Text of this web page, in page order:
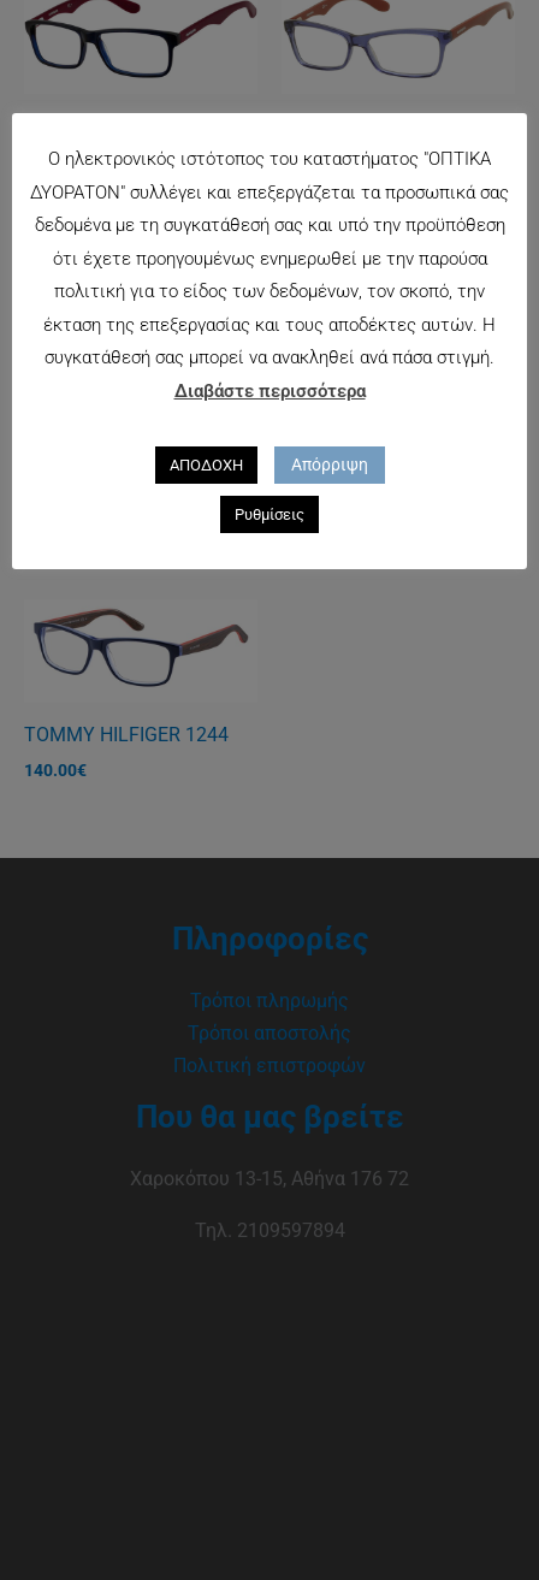
116.00€ 116.00€
REBECCA BLU Black
125.00
TOMMY HILFIGER 1244
140.00€
Πληροφορίες
Τρόποι πληρωμής
Τρόποι αποστολής
Πολιτική επιστροφών
Που θα μας βρείτε
Χαροκόπου 13-15, Αθήνα 176 72
Τηλ. 2109597894
Ο ηλεκτρονικός ιστότοπος του καταστήματος "ΟΠΤΙΚΑ
ΔΥΟΡΑΤΟΝ" συλλέγει και επεξεργάζεται τα προσωπικά σας
δεδομένα με τη συγκατάθεσή σας και υπό την προϋπόθεση
ότι έχετε προηγουμένως ενημερωθεί με την παρούσα
πολιτική για το είδος των δεδομένων, τον σκοπό, την
έκταση της επεξεργασίας και τους αποδέκτες αυτών. Η
συγκατάθεσή σας μπορεί να ανακληθεί ανά πάσα στιγμή.
Διαβάστε περισσότερα
ΑΠΟΔΟΧΗ Απόρριψη
Ρυθμίσεις